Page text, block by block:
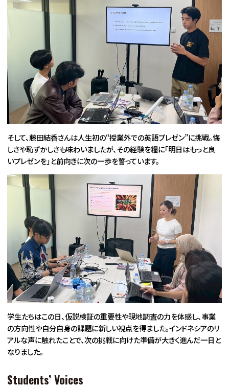
そして、藤田結香さんは人生初の“授業外での英語プレゼン”に挑戦。悔
しさや恥ずかしさも味わいましたが、その経験を糧に「明日はもっと良
いプレゼンを」と前向きに次の一歩を誓っています。
学生たちはこの日、仮説検証の重要性や現地調査の力を体感し、事業
の方向性や自分自身の課題に新しい視点を得ました。インドネシアのリ
アルな声に触れたことで、次の挑戦に向けた準備が大きく進んだ一日と
なりました。
Students’ Voices